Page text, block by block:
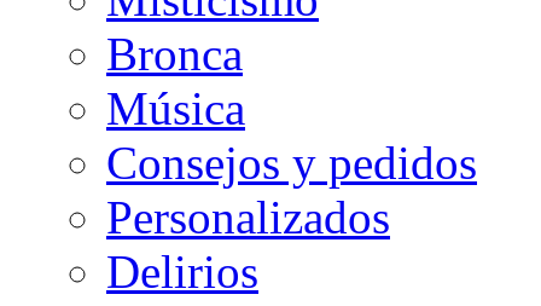
Bronca
Música
Consejos y pedidos
Personalizados
Delirios